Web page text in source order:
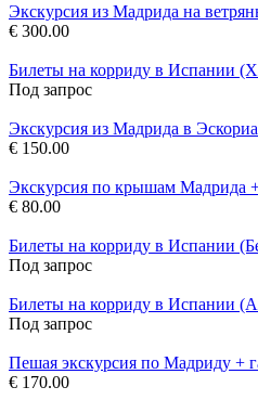
Экскурсия из Мадрида на
€ 300.00
Билеты на корриду в Испании
Под запрос
Экскурсия из Мадрида в
€ 150.00
Экскурсия по крышам Мадрида
€ 80.00
Билеты на корриду в Испании
Под запрос
Билеты на корриду в Испании
Под запрос
Пешая экскурсия по Мадриду +
€ 170.00